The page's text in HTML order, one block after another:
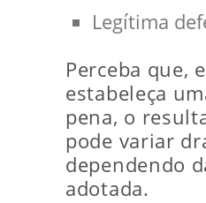
Legítima
Perceba que,
estabeleça
pena, o
pode variar
dependendo
adotada.